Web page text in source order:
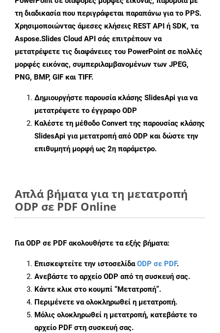
τη διαδικασία που περιγράφεται παραπάνω για το PPS.
Χρησιμοποιώντας άμεσες κλήσεις REST API ή SDK, τα
Aspose.Slides Cloud API σάς επιτρέπουν να
μετατρέψετε τις διαφάνειες του PowerPoint σε πολλές
μορφές εικόνας, συμπεριλαμβανομένων των JPEG,
PNG, BMP, GIF και TIFF.
Δημιουργήστε παρουσία κλάσης SlidesApi για να
μετατρέψετε το έγγραφο ODP
Καλέστε τη μέθοδο Convert της παρουσίας κλάσης
SlidesApi για μετατροπή από ODP και δώστε την
επιθυμητή μορφή ως 2η παράμετρο.
Απλά βήματα για τη μετατροπή
ODP σε PDF Online
ΓιαODP σε PDF ακολουθήστε τα εξής βήματα:
Επισκεφτείτε την ιστοσελίδαODP σε PDF.
Ανεβάστε το αρχείο ODP από τη συσκευή σας.
Κάντε κλικ στο κουμπί “Μετατροπή”.
Περιμένετε να ολοκληρωθεί η μετατροπή.
Μόλις ολοκληρωθεί η μετατροπή, κατεβάστε το
αρχείο PDF στη συσκευή σας.